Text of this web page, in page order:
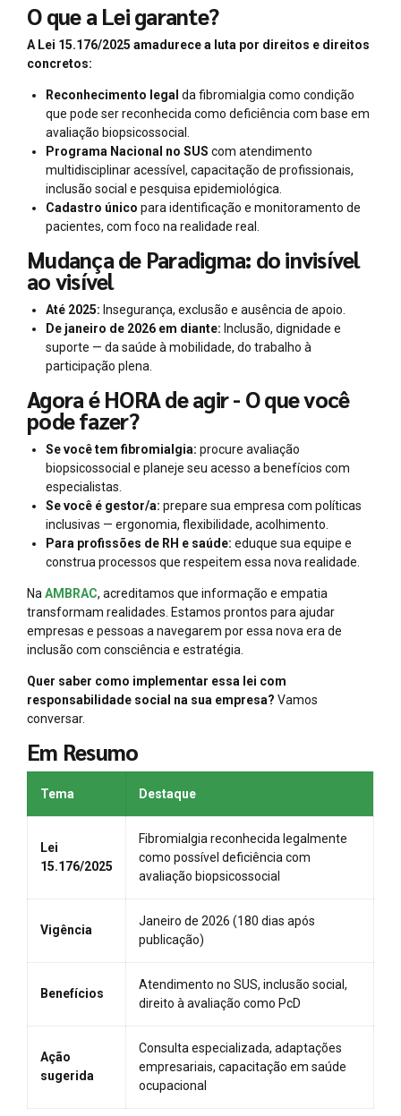
O que a Lei garante?
A Lei 15.176/2025 amadurece a luta por direitos e direitos
concretos:
Reconhecimento legal da fibromialgia como condição
que pode ser reconhecida como deficiência com base em
avaliação biopsicossocial.
Programa Nacional no SUS com atendimento
multidisciplinar acessível, capacitação de profissionais,
inclusão social e pesquisa epidemiológica.
Cadastro único para identificação e monitoramento de
pacientes, com foco na realidade real.
Mudança de Paradigma: do invisível
ao visível
Até 2025: Insegurança, exclusão e ausência de apoio.
De janeiro de 2026 em diante: Inclusão, dignidade e
suporte — da saúde à mobilidade, do trabalho à
participação plena.
Agora é HORA de agir - O que você
pode fazer?
Se você tem fibromialgia: procure avaliação
biopsicossocial e planeje seu acesso a benefícios com
especialistas.
Se você é gestor/a: prepare sua empresa com políticas
inclusivas — ergonomia, flexibilidade, acolhimento.
Para profissões de RH e saúde: eduque sua equipe e
construa processos que respeitem essa nova realidade.
Na AMBRAC, acreditamos que informação e empatia
transformam realidades. Estamos prontos para ajudar
empresas e pessoas a navegarem por essa nova era de
inclusão com consciência e estratégia.
Quer saber como implementar essa lei com
responsabilidade social na sua empresa? Vamos
conversar.
Em Resumo
Tema Destaque
Lei
15.176/2025
Fibromialgia reconhecida legalmente
como possível deficiência com
avaliação biopsicossocial
Vigência
Janeiro de 2026 (180 dias após
publicação)
Benefícios
Atendimento no SUS, inclusão social,
direito à avaliação como PcD
Ação
sugerida
Consulta especializada, adaptações
empresariais, capacitação em saúde
ocupacional